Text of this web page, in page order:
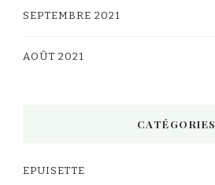
SEPTEMBRE 2021
AOÛT 2021
CATÉGORIES
EPUISETTE